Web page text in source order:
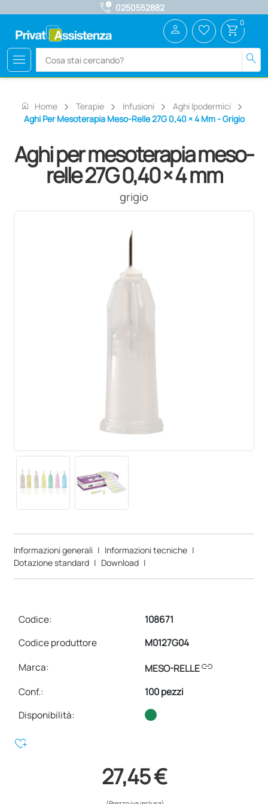
call_quality 0250552882
menu search
person favorite_border shopping_cart 0
home Home Terapie Infusioni
Aghi Ipodermici
Aghi Per Mesoterapia Meso-Relle 27G 0,40 × 4 Mm - Grigio
Aghi per mesoterapia meso-
relle 27G 0,40 × 4 mm
grigio
Informazioni generali | Informazioni tecniche |
Dotazione standard | Download |
Codice:
108671
Codice produttore
M0127G04
Marca:
MESO-RELLElink
Conf.:
100 pezzi
Disponibilità:
heart_plus
27,45 €